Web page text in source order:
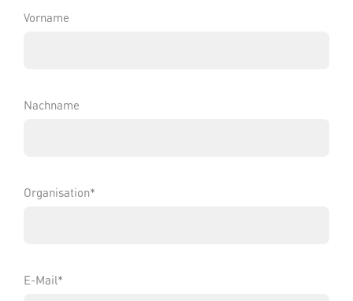
Vorname
Nachname
Organisation*
E-Mail*